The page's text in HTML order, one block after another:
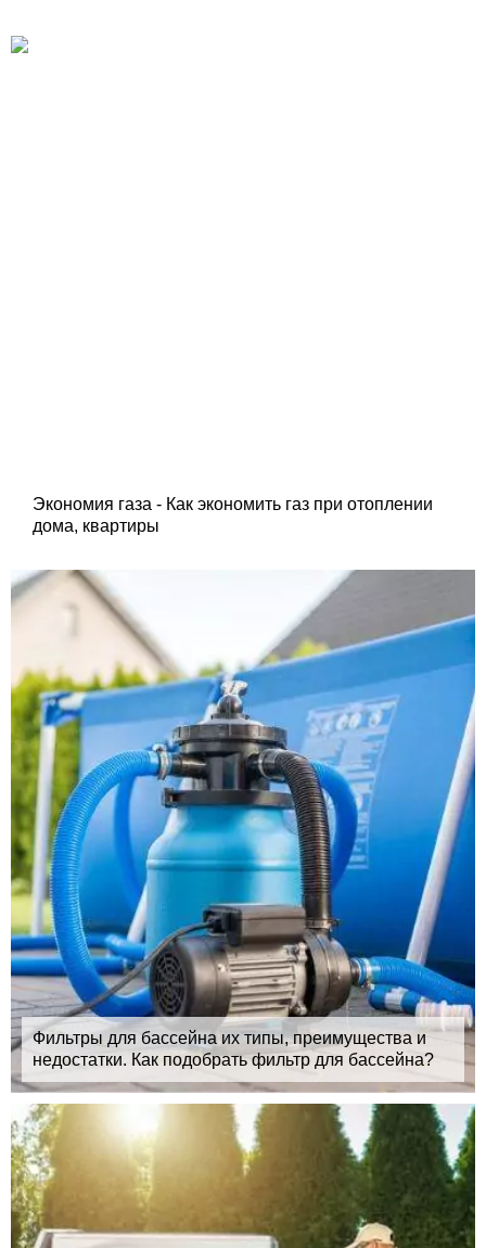
Экономия газа - Как экономить газ при отоплении
дома, квартиры
Фильтры для бассейна их типы, преимущества и
недостатки. Как подобрать фильтр для бассейна?